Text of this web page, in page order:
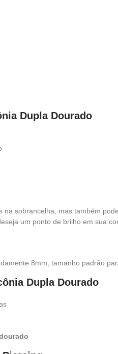
Dupla Dourado
na sobrancelha, mas também
um ponto de brilho em sua
8mm, tamanho padrão
Dupla Dourado